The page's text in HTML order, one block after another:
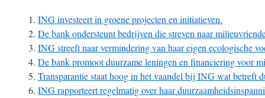
ING investeert in groene projecten en initiatieven.
De bank ondersteunt bedrijven die streven naar
ING streeft naar vermindering van haar eigen ecologische
De bank promoot duurzame leningen en financiering voor
Transparantie staat hoog in het vaandel bij ING wat betreft
ING rapporteert regelmatig over haar